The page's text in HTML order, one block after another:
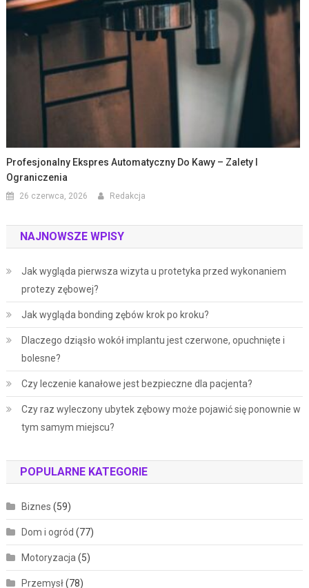
Profesjonalny Ekspres Automatyczny Do Kawy – Zalety I
Ograniczenia
26 czerwca, 2026 Redakcja
NAJNOWSZE WPISY
Jak wygląda pierwsza wizyta u protetyka przed wykonaniem
protezy zębowej?
Jak wygląda bonding zębów krok po kroku?
Dlaczego dziąsło wokół implantu jest czerwone, opuchnięte i
bolesne?
Czy leczenie kanałowe jest bezpieczne dla pacjenta?
Czy raz wyleczony ubytek zębowy może pojawić się ponownie w
tym samym miejscu?
POPULARNE KATEGORIE
Biznes (59)
Dom i ogród (77)
Motoryzacja(5)
Przemysł(78)